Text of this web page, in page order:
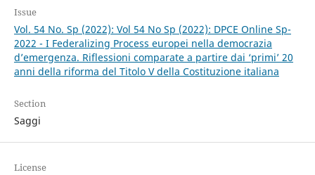
Issue
Vol. 54 No. Sp (2022): Vol 54 No Sp (2022): DPCE Online Sp-
2022 - I Federalizing Process europei nella democrazia
d’emergenza. Riflessioni comparate a partire dai ‘primi’ 20
anni della riforma del Titolo V della Costituzione italiana
Section
Saggi
License